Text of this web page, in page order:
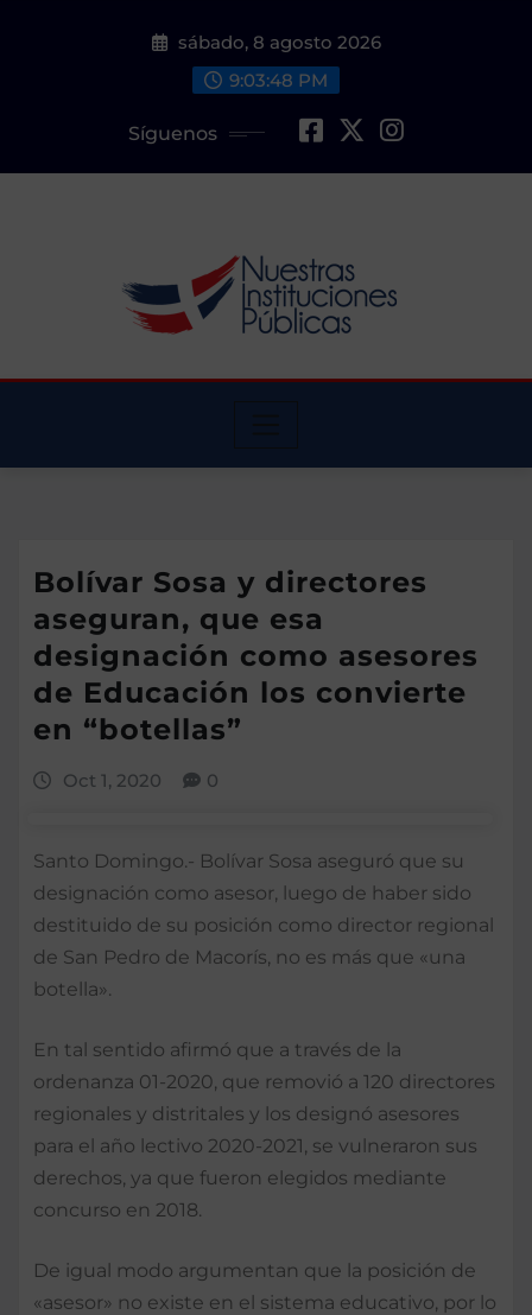
sábado, 8 agosto 2026
9:03:49 PM
Síguenos
Bolívar Sosa y directores
aseguran, que esa
designación como asesores
de Educación los convierte
en “botellas”
Oct 1, 2020 0
Santo Domingo.- Bolívar Sosa aseguró que su
designación como asesor, luego de haber sido
destituido de su posición como director regional
de San Pedro de Macorís, no es más que «una
botella».
En tal sentido afirmó que a través de la
ordenanza 01-2020, que removió a 120 directores
regionales y distritales y los designó asesores
para el año lectivo 2020-2021, se vulneraron sus
derechos, ya que fueron elegidos mediante
concurso en 2018.
De igual modo argumentan que la posición de
«asesor» no existe en el sistema educativo, por lo